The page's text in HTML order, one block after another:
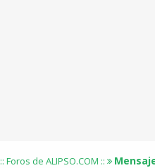
:: Foros de ALIPSO.COM ::